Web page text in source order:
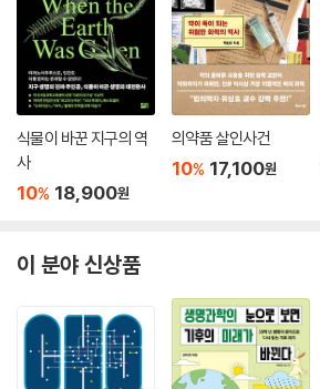
식물이 바꾼 지구의 역
사
10% 18,900원
의약품 살인사건
10% 17,100원
이 분야 신상품